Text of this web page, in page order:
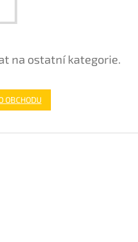
na ostatní kategorie.
OBCHODU